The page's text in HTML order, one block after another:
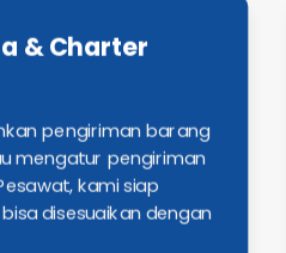
& Charter
pengiriman barang
mengatur pengiriman
kami siap
disesuaikan dengan